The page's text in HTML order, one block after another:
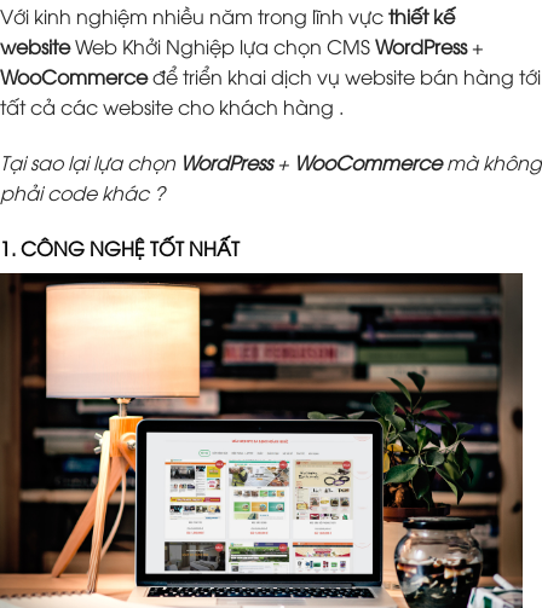
Với kinh nghiệm nhiều năm trong lĩnh vựcthiết kế
websiteWeb Khởi Nghiệp lựa chọn CMSWordPress+
WooCommerceđể triển khai dịch vụ website bán hàng tới
tất cả các website cho khách hàng .
Tại sao lại lựa chọn WordPress+ WooCommercemà không
phải code khác ?
1. CÔNG NGHỆ TỐT NHẤT